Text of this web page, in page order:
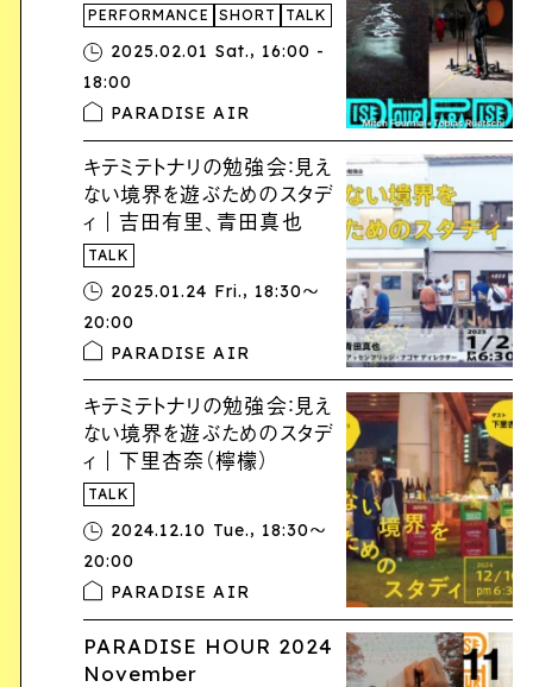
PERFORMANCE SHORT TALK
2025.02.01 Sat., 16:00 -
18:00
PARADISE AIR
キテミテトナリの勉強会：見え
ない境界を遊ぶためのスタデ
ィ｜吉田有里、青田真也
TALK
2025.01.24 Fri., 18:30〜
20:00
PARADISE AIR
キテミテトナリの勉強会：見え
ない境界を遊ぶためのスタデ
ィ｜下里杏奈（檸檬）
TALK
2024.12.10 Tue., 18:30〜
20:00
PARADISE AIR
PARADISE HOUR 2024
November